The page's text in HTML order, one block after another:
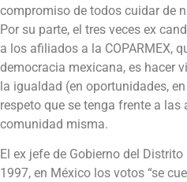
compromiso de todos cuidar de
Por su parte, el tres veces ex
a los afiliados a la COPARMEX,
democracia mexicana, es hacer
la igualdad (en oportunidades,
respeto que se tenga frente a las
comunidad misma.
El ex jefe de Gobierno del
1997, en México los votos “se